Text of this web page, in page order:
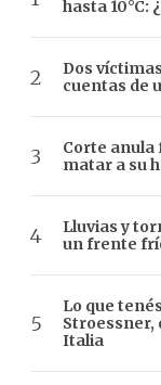
hasta 10°C:
Dos
cuentas de
Corte anula
matar a su
Lluvias y
un frente
Lo que
Stroessner,
Italia